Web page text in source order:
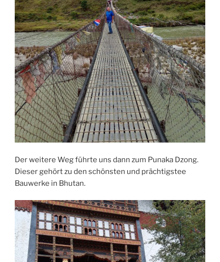
Der weitere Weg führte uns dann zum Punaka Dzong.
Dieser gehört zu den schönsten und prächtigstee
Bauwerke in Bhutan.